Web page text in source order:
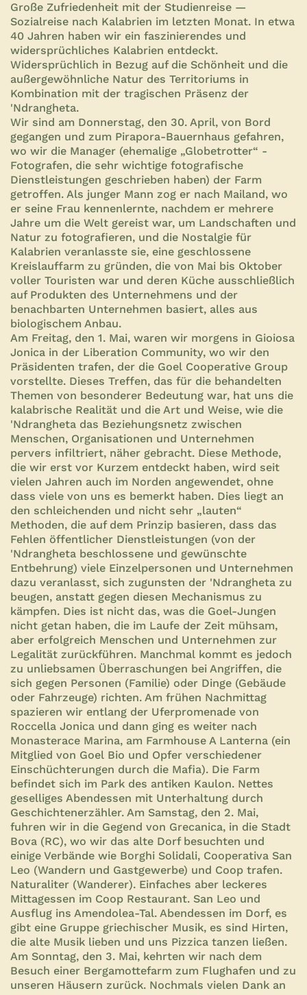
Große Zufriedenheit mit der Studienreise —
Sozialreise nach Kalabrien im letzten Monat. In etwa
40 Jahren haben wir ein faszinierendes und
widersprüchliches Kalabrien entdeckt.
Widersprüchlich in Bezug auf die Schönheit und die
außergewöhnliche Natur des Territoriums in
Kombination mit der tragischen Präsenz der
'Ndrangheta.
Wir sind am Donnerstag, den 30. April, von Bord
gegangen und zum Pirapora-Bauernhaus gefahren,
wo wir die Manager (ehemalige „Globetrotter“ -
Fotografen, die sehr wichtige fotografische
Dienstleistungen geschrieben haben) der Farm
getroffen. Als junger Mann zog er nach Mailand, wo
er seine Frau kennenlernte, nachdem er mehrere
Jahre um die Welt gereist war, um Landschaften und
Natur zu fotografieren, und die Nostalgie für
Kalabrien veranlasste sie, eine geschlossene
Kreislauffarm zu gründen, die von Mai bis Oktober
voller Touristen war und deren Küche ausschließlich
auf Produkten des Unternehmens und der
benachbarten Unternehmen basiert, alles aus
biologischem Anbau.
Am Freitag, den 1. Mai, waren wir morgens in Gioiosa
Jonica in der Liberation Community, wo wir den
Präsidenten trafen, der die Goel Cooperative Group
vorstellte. Dieses Treffen, das für die behandelten
Themen von besonderer Bedeutung war, hat uns die
kalabrische Realität und die Art und Weise, wie die
'Ndrangheta das Beziehungsnetz zwischen
Menschen, Organisationen und Unternehmen
pervers infiltriert, näher gebracht. Diese Methode,
die wir erst vor Kurzem entdeckt haben, wird seit
vielen Jahren auch im Norden angewendet, ohne
dass viele von uns es bemerkt haben. Dies liegt an
den schleichenden und nicht sehr „lauten“
Methoden, die auf dem Prinzip basieren, dass das
Fehlen öffentlicher Dienstleistungen (von der
'Ndrangheta beschlossene und gewünschte
Entbehrung) viele Einzelpersonen und Unternehmen
dazu veranlasst, sich zugunsten der 'Ndrangheta zu
beugen, anstatt gegen diesen Mechanismus zu
kämpfen. Dies ist nicht das, was die Goel-Jungen
nicht getan haben, die im Laufe der Zeit mühsam,
aber erfolgreich Menschen und Unternehmen zur
Legalität zurückführen. Manchmal kommt es jedoch
zu unliebsamen Überraschungen bei Angriffen, die
sich gegen Personen (Familie) oder Dinge (Gebäude
oder Fahrzeuge) richten. Am frühen Nachmittag
spazieren wir entlang der Uferpromenade von
Roccella Jonica und dann ging es weiter nach
Monasterace Marina, am Farmhouse A Lanterna (ein
Mitglied von Goel Bio und Opfer verschiedener
Einschüchterungen durch die Mafia). Die Farm
befindet sich im Park des antiken Kaulon. Nettes
geselliges Abendessen mit Unterhaltung durch
Geschichtenerzähler. Am Samstag, den 2. Mai,
fuhren wir in die Gegend von Grecanica, in die Stadt
Bova (RC), wo wir das alte Dorf besuchten und
einige Verbände wie Borghi Solidali, Cooperativa San
Leo (Wandern und Gastgewerbe) und Coop trafen.
Naturaliter (Wanderer). Einfaches aber leckeres
Mittagessen im Coop Restaurant. San Leo und
Ausflug ins Amendolea-Tal. Abendessen im Dorf, es
gibt eine Gruppe griechischer Musik, es sind Hirten,
die alte Musik lieben und uns Pizzica tanzen ließen.
Am Sonntag, den 3. Mai, kehrten wir nach dem
Besuch einer Bergamottefarm zum Flughafen und zu
unseren Häusern zurück. Nochmals vielen Dank an